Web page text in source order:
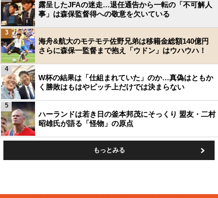
露呈したJFAの迷走…退任通告から一転の「不可解人
事」は森保監督得への敬意を欠いている
海舟&航大のモテモテ佐野兄弟は移籍金総額140億円
さらに森保一監督まで抱え「ウドン」はウハウハ！
3
W杯の結果は「仕組まれていた」のか…真偽はともか
く勝敗はもはやピッチ上だけでは決まらない
4
ハーランドは若き日の釜本邦茂にそっくり 盟友・二村
昭雄氏が語る「怪物」の原点
5
もっとみる